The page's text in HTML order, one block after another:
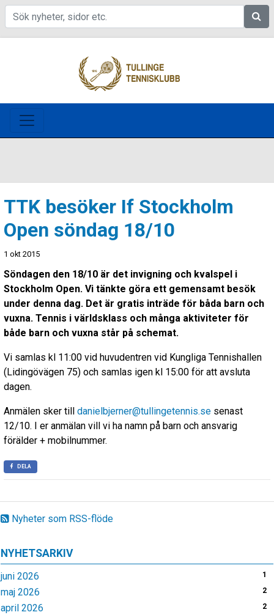
Sök
Nyheter som RSS-flöde
NYHETSARKIV
juni 2026 1
maj 2026 2
april 2026 2
TTK besöker If Stockholm
Open söndag 18/10
1 okt 2015
Söndagen den 18/10 är det invigning och kvalspel i
Stockholm Open. Vi tänkte göra ett gemensamt besök
under denna dag. Det är gratis inträde för båda barn och
vuxna. Tennis i världsklass och många aktiviteter för
både barn och vuxna står på schemat.
Vi samlas kl 11:00 vid huvudentren vid Kungliga Tennishallen
(Lidingövägen 75) och samlas igen kl 15:00 för att avsluta
dagen.
Anmälen sker till danielbjerner@tullingetennis.se senast
12/10. I er anmälan vill vi ha namn på barn och ansvarig
förälder + mobilnummer.
DELA